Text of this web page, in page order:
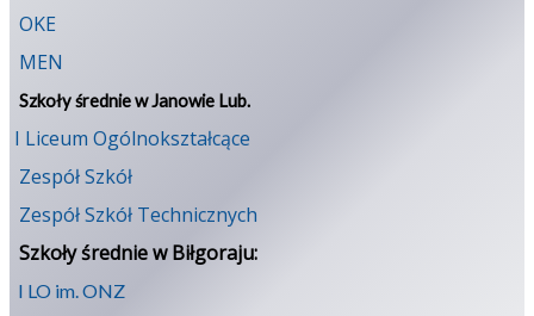
OKE
MEN
Szkoły średnie w Janowie Lub.
I Liceum Ogólnokształcące
Zespół Szkół
Zespół Szkół Technicznych
Szkoły średnie w Biłgoraju:
I LO im. ONZ